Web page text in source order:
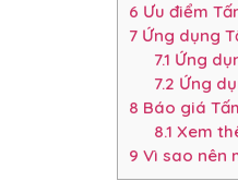
6 Ưu điểm
7 Ứng dụng
7.1 Ứng
7.2 Ứng
8 Báo giá
8.1 Xem
9 Vì sao nên